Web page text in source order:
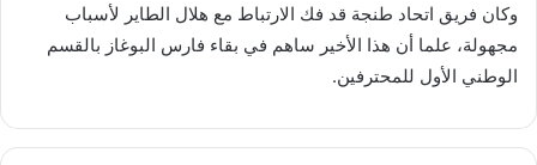
وكان فريق اتحاد طنجة قد فك الارتباط مع هلال الطاير لأسباب
مجهولة، علما أن هذا الأخير ساهم في بقاء فارس البوغاز بالقسم
الوطني الأول للمحترفين.